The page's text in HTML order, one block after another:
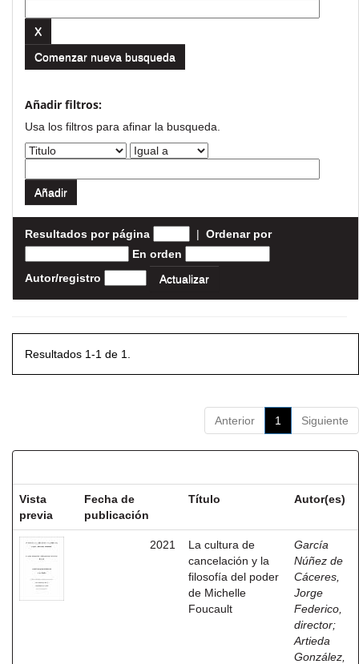
Comenzar nueva busqueda
Añadir filtros:
Usa los filtros para afinar la busqueda.
Resultados por página | Ordenar por
En orden
Autor/registro
Resultados 1-1 de 1.
Anterior 1 Siguiente
Vista
previa
Fecha de
publicación
Título Autor(es)
2021
La cultura de
cancelación y la
filosofía del poder
de Michelle
Foucault
García
Núñez de
Cáceres,
Jorge
Federico,
director;
Artieda
González,